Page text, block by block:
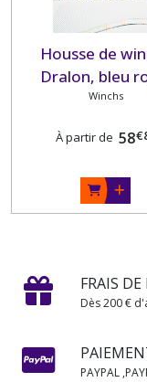
Housse de
Dralon, bleu
vendues par
Winchs
À partir de 58€
FRAIS
Dès 200 €
PAYPAL